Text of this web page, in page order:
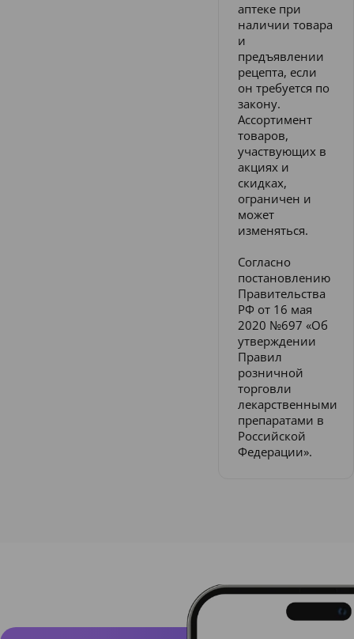
аптеке при
наличии товара
и
предъявлении
рецепта, если
он требуется по
закону.
Ассортимент
товаров,
участвующих в
акциях и
скидках,
ограничен и
может
изменяться.
Согласно
постановлению
Правительства
РФ от 16 мая
2020 №697 «Об
утверждении
Правил
розничной
торговли
лекарственными
препаратами в
Российской
Федерации».